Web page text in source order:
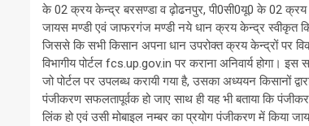
के 02 क्रय केन्द्र बरसण्डा व ढ़ोढनपुर, पी0सी0यू0 के 02
जायस मण्डी एवं जाफरगंज मण्डी नये धान क्रय केन्द्र स्वीकृत
जिससे कि सभी किसान अपना धान उपरोक्त क्रय केन्द्रों पर
विभागीय पोर्टल fcs.up.gov.in पर कराना अनिवार्य होगा।
जो पोर्टल पर उपलब्ध करायी गया है, उसका अध्ययन किसानों
पंजीकरण सफलतापूर्वक हो जाए साथ ही यह भी बताया कि
लिंक हो एवं उसी मोबाइल नम्बर का प्रयोग पंजीकरण में किया